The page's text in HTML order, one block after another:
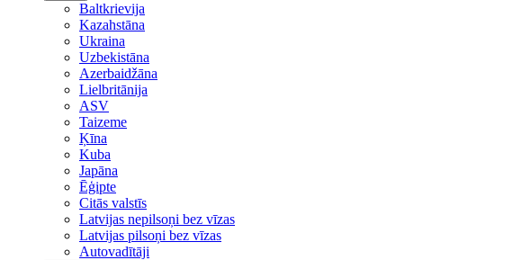
Baltkrievija
Kazahstāna
Ukraina
Uzbekistāna
Azerbaidžāna
Lielbritānija
ASV
Taizeme
Ķīna
Kuba
Japāna
Ēģipte
Citās valstīs
Latvijas nepilsoņi bez vīzas
Latvijas pilsoņi bez vīzas
Autovadītāji